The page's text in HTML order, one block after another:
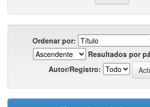
Ordenar por:
Resultados por
Autor/Registro: